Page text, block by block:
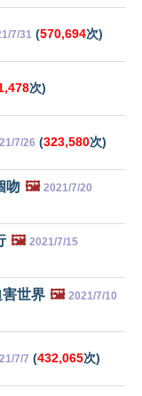
7/31 (570,694次)
次)
7/26 (323,580次)
吻 🖼️ 2021/7/20
🖼️ 2021/7/15
世界 🖼️ 2021/7/10
7/7 (432,065次)